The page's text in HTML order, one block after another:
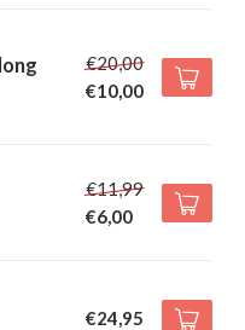
€20,00
€10,00
€11,99
€6,00
€24,95